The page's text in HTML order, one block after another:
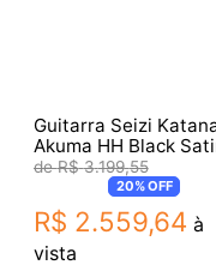
Guitarra Seizi
Akuma HH Black
R$ 3.199,55
20%OFF
R$ 2.559,64 à
vista